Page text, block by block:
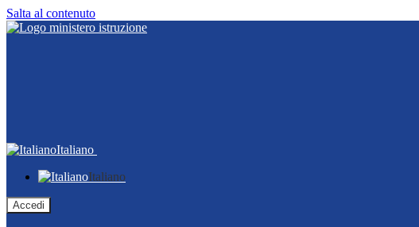
Salta al contenuto
Italiano
Italiano
Accedi